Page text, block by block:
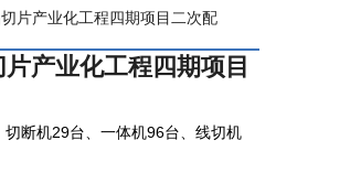
片产业化工程四期项目二次配
产业化工程四期项目
断机29台、一体机96台、线切机